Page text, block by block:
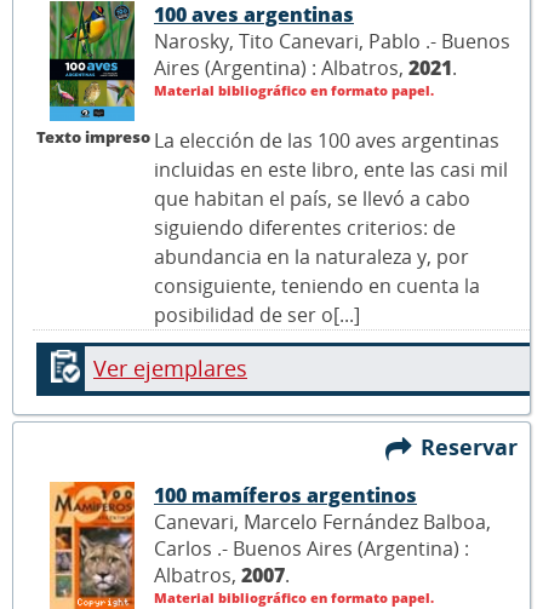
Texto impreso
100 aves argentinas
Narosky, Tito Canevari, Pablo .- Buenos
Aires (Argentina) : Albatros, 2021.
Material bibliográfico en formato papel.
La elección de las 100 aves argentinas
incluidas en este libro, ente las casi mil
que habitan el país, se llevó a cabo
siguiendo diferentes criterios: de
abundancia en la naturaleza y, por
consiguiente, teniendo en cuenta la
posibilidad de ser o[...]
Ver ejemplares
Reservar
100 mamíferos argentinos
Canevari, Marcelo Fernández Balboa,
Carlos .- Buenos Aires (Argentina) :
Albatros, 2007.
Material bibliográfico en formato papel.